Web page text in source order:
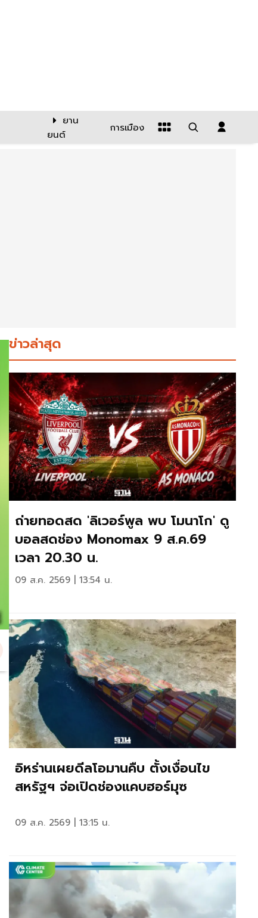
ยาน
ยนต์
การเมือง
ข่าวล่าสุด
ถ่ายทอดสด 'ลิเวอร์พูล พบ โมนาโก' ดู
บอลสดช่อง Monomax 9 ส.ค.69
เวลา 20.30 น.
09 ส.ค. 2569 | 13:54 น.
อิหร่านเผยดีลโอมานคืบ ตั้งเงื่อนไข
สหรัฐฯ จ่อเปิดช่องแคบฮอร์มุซ
09 ส.ค. 2569 | 13:15 น.